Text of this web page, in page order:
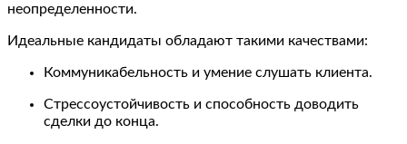
неопределенности.
Идеальные кандидаты обладают такими качествами:
Коммуникабельность и умение слушать клиента.
Стрессоустойчивость и способность доводить
сделки до конца.